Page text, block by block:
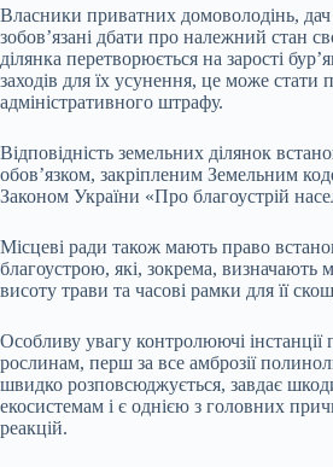
Власники приватних домоволодінь, дач
зобов’язані дбати про належний стан
ділянка перетворюється на зарості
заходів для їх усунення, це може стати
адміністративного штрафу.
Відповідність земельних ділянок
обов’язком, закріпленим Земельним
Законом України «Про благоустрій
Місцеві ради також мають право
благоустрою, які, зокрема, визначають
висоту трави та часові рамки для її
Особливу увагу контролюючі
рослинам, перш за все амброзії
швидко розповсюджується, завдає
екосистемам і є однією з головних
реакцій.